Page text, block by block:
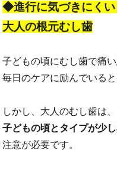
◆進行に気づきにくい
大人の根元むし歯
子どもの頃にむし歯で痛い
毎日のケアに励んでいる
しかし、大人のむし歯は、
子どもの頃とタイプが少
注意が必要です。